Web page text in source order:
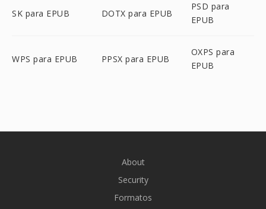
SK para EPUB DOTX para EPUB
PSD para
EPUB
WPS para EPUB PPSX para EPUB
OXPS para
EPUB
About
Security
Formatos